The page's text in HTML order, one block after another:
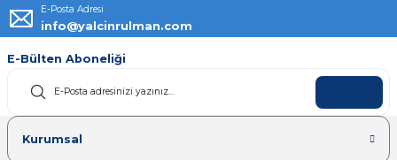
E-Posta Adresi
info@yalcinrulman.com
E-Bülten Aboneliği
Kurumsal